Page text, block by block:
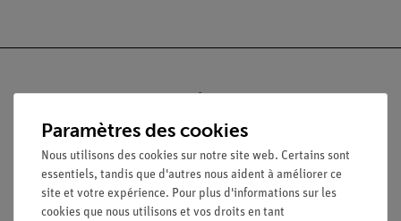
Nach oben
Légal
Paramètres des cookies
Nous utilisons des cookies sur notre site web. Certains sont
essentiels, tandis que d'autres nous aident à améliorer ce
site et votre expérience. Pour plus d'informations sur les
cookies que nous utilisons et vos droits en tant